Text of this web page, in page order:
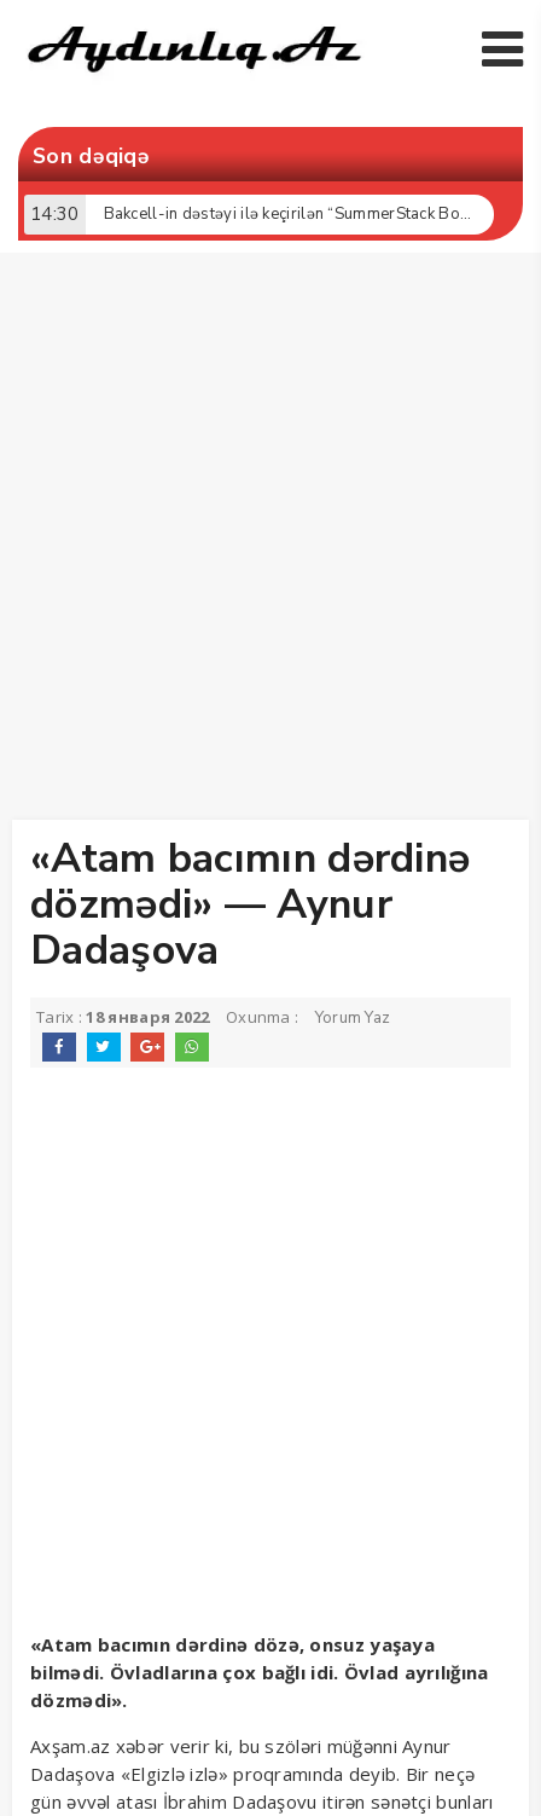
Son dəqiqə
14:30 Bakcell-in dəstəyi ilə keçirilən “SummerStack Bootcamp” başladı
«Atam bacımın dərdinə
dözmədi» — Aynur
Dadaşova
Tarix :18 января 2022 Oxunma : Yorum Yaz
«Atam bacımın dərdinə dözə, onsuz yaşaya
bilmədi. Övladlarına çox bağlı idi. Övlad ayrılığına
dözmədi».
Axşam.az xəbər verir ki, bu szöləri müğənni Aynur
Dadaşova «Elgizlə izlə» proqramında deyib. Bir neçə
gün əvvəl atası İbrahim Dadaşovu itirən sənətçi bunları